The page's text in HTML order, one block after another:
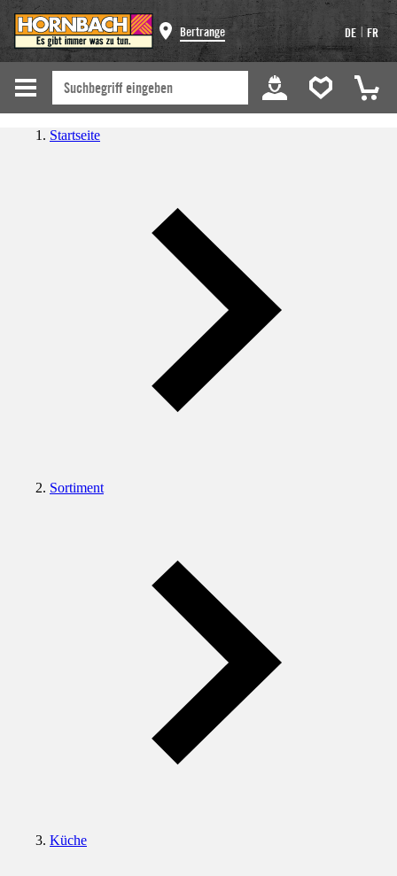
Bertrange DE | FR
Startseite
Sortiment
Küche